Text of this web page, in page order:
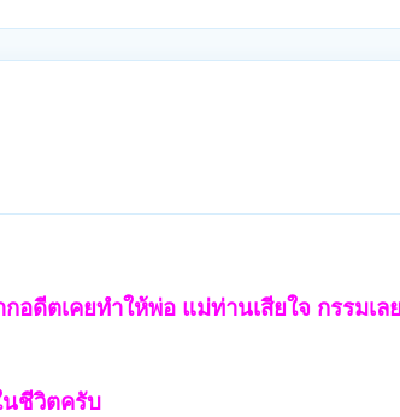
อดีตเคยทำให้พ่อ แม่ท่านเสียใจ กรรมเล
ชีวิตครับ